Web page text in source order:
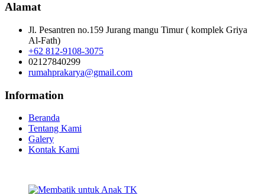
Alamat
Jl. Pesantren no.159 Jurang mangu Timur ( komplek Griya
Al-Fath)
+62 812-9108-3075
02127840299
rumahprakarya@gmail.com
Information
Beranda
Tentang Kami
Galery
Kontak Kami